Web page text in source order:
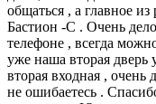
общаться , а главное
Бастион -С . Очень
телефоне , всегда
уже наша вторая дверь
вторая входная ,
не ошибаетесь .